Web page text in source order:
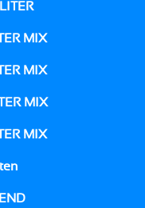
MIX
MIX
MIX
MIX